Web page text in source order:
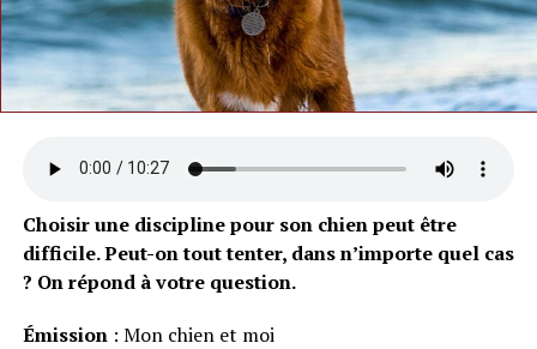
Choisir une discipline pour son chien peut être
difficile. Peut-on tout tenter, dans n’importe quel cas
? On répond à votre question.
Émission: Mon chien et moi